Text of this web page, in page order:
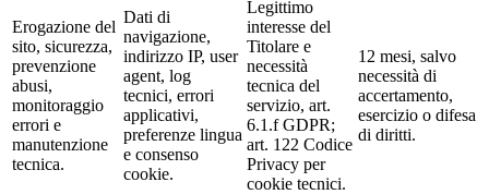
Erogazione del
sito, sicurezza,
prevenzione
abusi,
monitoraggio
errori e
manutenzione
tecnica.
Dati di
navigazione,
indirizzo IP, user
agent, log
tecnici, errori
applicativi,
preferenze lingua
e consenso
cookie.
Legittimo
interesse del
Titolare e
necessità
tecnica del
servizio, art.
6.1.f GDPR;
art. 122 Codice
Privacy per
cookie tecnici.
12 mesi, salvo
necessità di
accertamento,
esercizio o difesa
di diritti.